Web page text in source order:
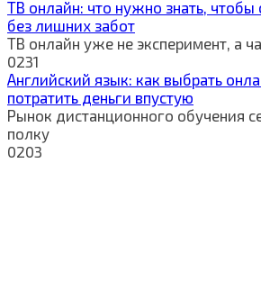
ТВ онлайн: что нужно знать, чтобы
без лишних забот
ТВ онлайн уже не эксперимент, а
0231
Английский язык: как выбрать
потратить деньги впустую
Рынок дистанционного обучения
полку
0203